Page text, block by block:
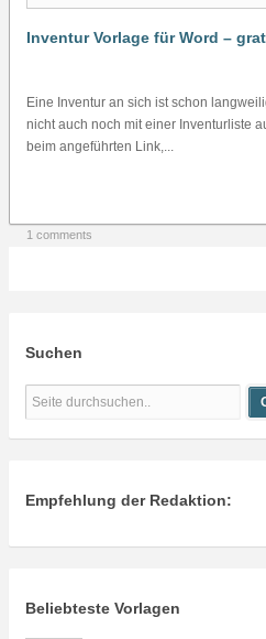
Inventur Vorlage für Word –
Eine Inventur an sich ist schon
nicht auch noch mit einer Inventurliste
beim angeführten Link,...
1 comments
Suchen
Empfehlung der Redaktion:
Beliebteste Vorlagen